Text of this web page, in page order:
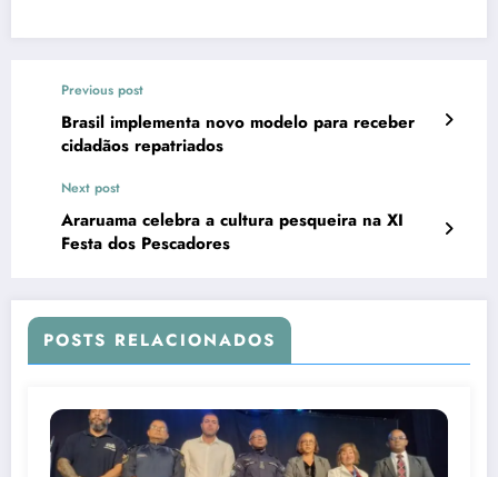
Previous post
Brasil implementa novo modelo para receber
cidadãos repatriados
Next post
Araruama celebra a cultura pesqueira na XI
Festa dos Pescadores
POSTS RELACIONADOS